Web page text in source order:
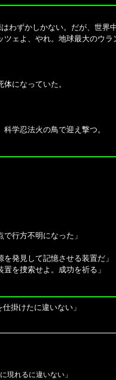
ずかしかない。だが、世界
ェよ、やれ。地球最大のウ
になっていた。
学忍法火の鳥で迎え撃つ。
行方不明になった」
発見して記憶させる装置だ」
を捜索せよ。成功を祈る」
掛けたに違いない」
現れるに違いない」